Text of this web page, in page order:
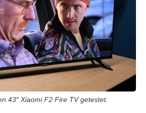
43″ Xiaomi F2 Fire TV getestet.